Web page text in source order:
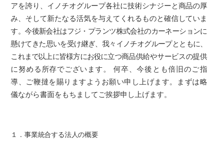
アを誇り、イノチオグループ各社に技術シナジーと商品の厚
み、そして新たなる活気を与えてくれるものと確信していま
す。今後新会社はフジ・プランツ株式会社のカーネーションに
懸けてきた思いを受け継ぎ、我々イノチオグループとともに、
これまで以上に皆様方にお役に立つ商品供給やサービスの提供
に努める所存でございます。
何卒、今後とも倍旧のご指
導、ご鞭撻を賜りますようお願い申し上げます。まずは略
儀ながら書面をもちましてご挨拶申し上げます。
１．事業統合する法人の概要